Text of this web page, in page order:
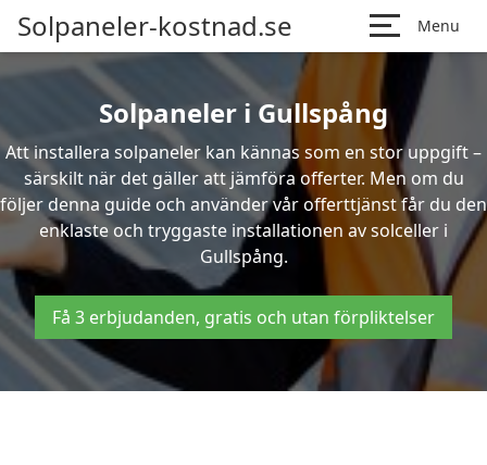
Solpaneler-kostnad.se Menu
Solpaneler i Gullspång
Att installera solpaneler kan kännas som en stor uppgift –
särskilt när det gäller att jämföra offerter. Men om du
följer denna guide och använder vår offerttjänst får du den
enklaste och tryggaste installationen av solceller i
Gullspång.
Få 3 erbjudanden, gratis och utan förpliktelser